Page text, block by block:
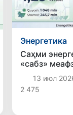
Энергетика
Саҳми
«сабз»
истеҳсоли
нерӯгоҳҳои
бодӣ дар
13 июл
2 475